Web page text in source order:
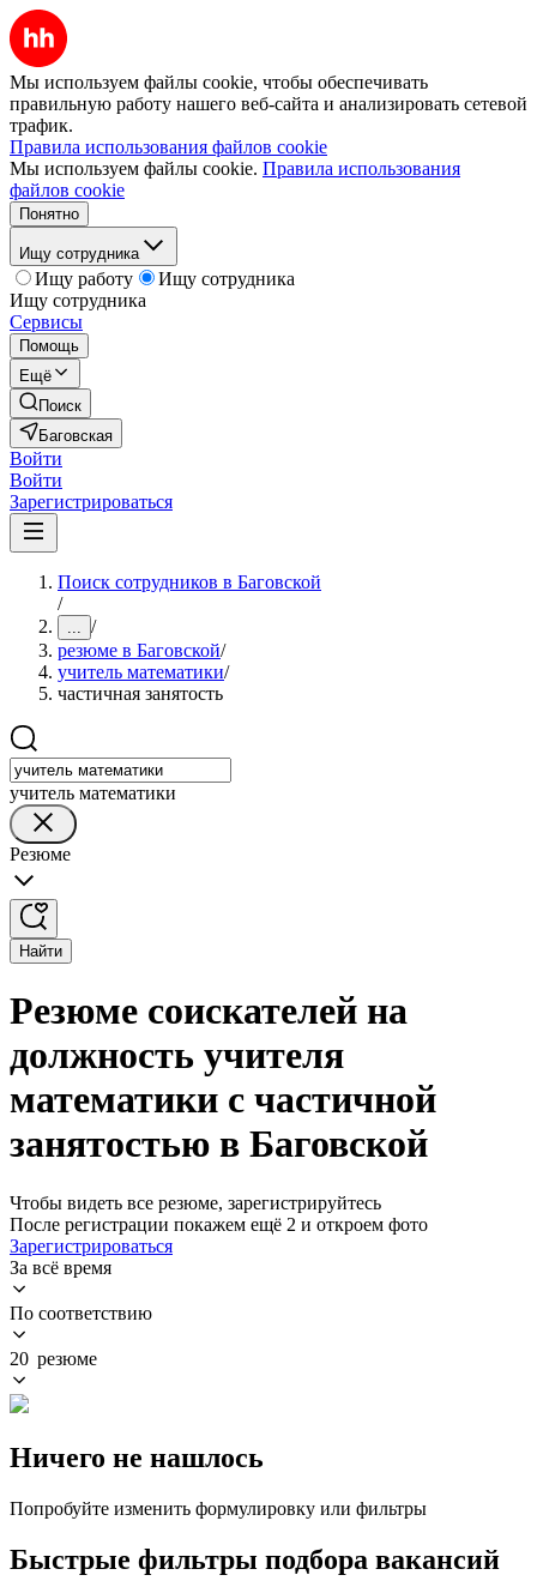
Мы используем файлы cookie, чтобы обеспечивать
правильную работу нашего веб-сайта и анализировать сетевой
трафик.
Правила использования файлов cookie
Мы используем файлы cookie. Правила использования
файлов cookie
Понятно
Ищу сотрудника
Ищу работу
Ищу сотрудника
Ищу сотрудника
Сервисы
Помощь
Ещё
Поиск
Баговская
Войти
Войти
Зарегистрироваться
Поиск сотрудников в Баговской
/
... /
резюме в Баговской/
учитель математики/
частичная занятость
учитель математики
Резюме
Найти
Резюме соискателей на
должность учителя
математики с частичной
занятостью в Баговской
Чтобы видеть все резюме, зарегистрируйтесь
После регистрации покажем ещё 2 и откроем фото
Зарегистрироваться
За всё время
По соответствию
20 резюме
Ничего не нашлось
Попробуйте изменить формулировку или фильтры
Быстрые фильтры подбора вакансий